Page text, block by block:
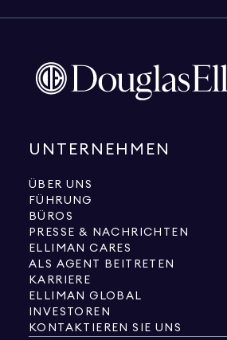
UNTERNEHMEN
ÜBER UNS
FÜHRUNG
BÜROS
PRESSE & NACHRICHTEN
ELLIMAN CARES
ALS AGENT BEITRETEN
KARRIERE
ELLIMAN GLOBAL
INVESTOREN
KONTAKTIEREN SIE UNS